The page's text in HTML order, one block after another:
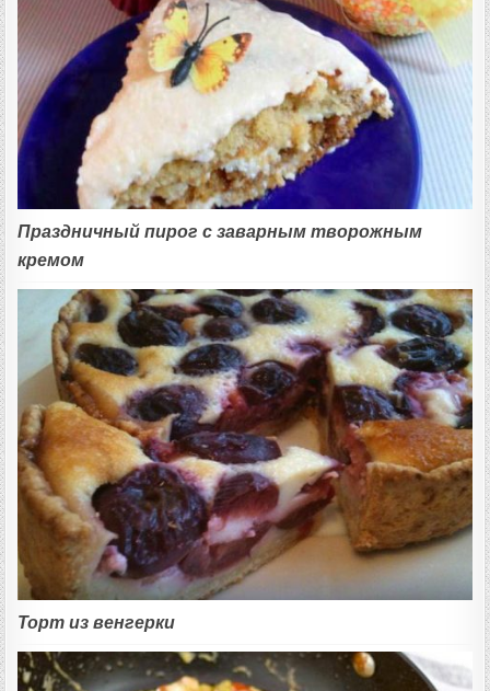
Праздничный пирог с заварным творожным
кремом
Торт из венгерки